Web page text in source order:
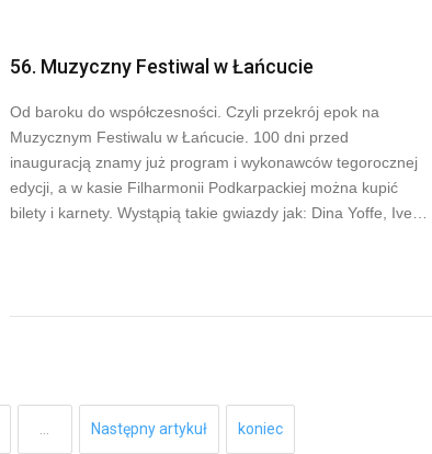
56. Muzyczny Festiwal w Łańcucie
Od baroku do współczesności. Czyli przekrój epok na
Muzycznym Festiwalu w Łańcucie. 100 dni przed
inauguracją znamy już program i wykonawców tegorocznej
edycji, a w kasie Filharmonii Podkarpackiej można kupić
bilety i karnety. Wystąpią takie gwiazdy jak: Dina Yoffe, Ive…
Następny artykuł koniec